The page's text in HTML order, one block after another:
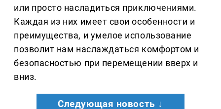
или просто насладиться приключениями.
Каждая из них имеет свои особенности и
преимущества, и умелое использование
позволит нам наслаждаться комфортом и
безопасностью при перемещении вверх и
вниз.
Следующая новость ↓